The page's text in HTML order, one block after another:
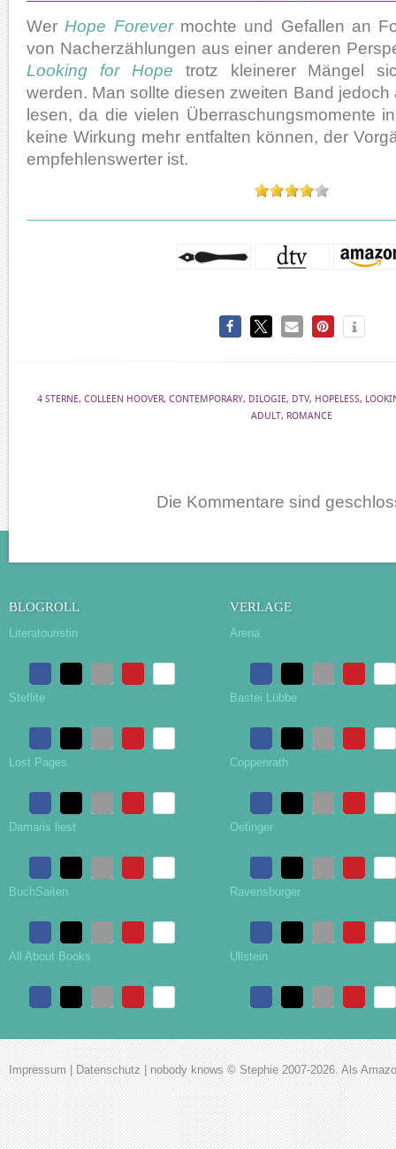
Wer Hope Forevermochte und Gefallen an
von Nacherzählungen aus einer anderen
Looking for Hope trotz kleinerer Mängel
werden. Man sollte diesen zweiten Band
lesen, da die vielen Überraschungsmomente
keine Wirkung mehr entfalten können, der
empfehlenswerter ist.
4 STERNE, COLLEEN HOOVER, CONTEMPORARY, DILOGIE, DTV, HOPELESS,
ADULT, ROMANCE
Die Kommentare sind
BLOGROLL
Literatouristin
Steflite
Lost Pages
Damaris liest
BuchSaiten
All About Books
VERLAGE
Arena
Bastei Lübbe
Coppenrath
Oetinger
Ravensburger
Ullstein
Impressum Datenschutz nobody knows © Stephie 2007-2026. Als